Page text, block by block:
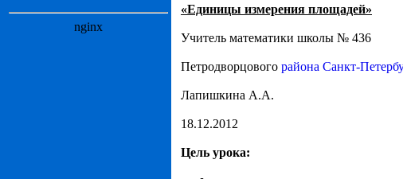
«Единицы измерения площадей»
Учитель математики школы № 436
Петродворцового района Санкт-
Лапишкина А.А.
18.12.2012
Цель урока: